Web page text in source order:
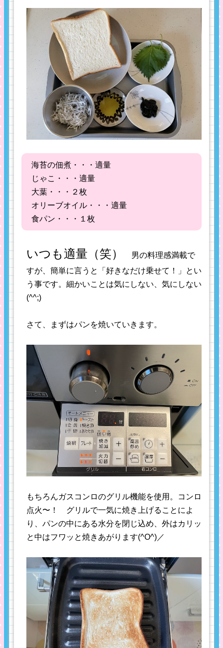
海苔の佃煮・・・適量
じゃこ・・・適量
大葉・・・２枚
オリーブオイル・・・適量
食パン・・・１枚
いつも適量（笑）
男の料理感満載で
すが、簡単に言うと「好きなだけ乗せて！」とい
う事です。細かいことは気にしない、気にしない
(^^;)
さて、まずはパンを焼いていきます。
もちろんガスコンロのグリル機能を使用。コンロ
点火〜！ グリルで一気に焼き上げることによ
り、パンの中にある水分を閉じ込め、外はカリッ
と中はフワッと焼きあがります(^O^)／